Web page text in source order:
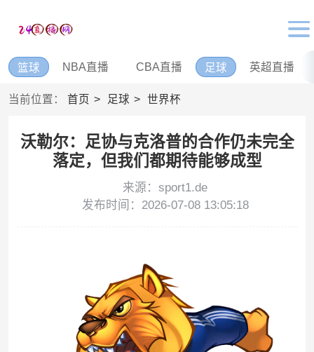
篮球 NBA直播 CBA直播 足球 英超直播
当前位置： 首页 足球 世界杯
沃勒尔：足协与克洛普的合作仍未完全
落定，但我们都期待能够成型
来源：sport1.de
发布时间：2026-07-08 13:05:18